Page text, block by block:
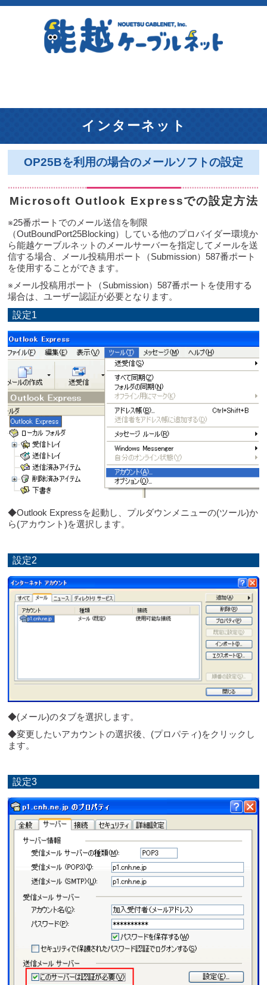
インターネット
OP25Bを利用の場合のメールソフトの設定
Microsoft Outlook Expressでの設定方法
※25番ポートでのメール送信を制限
（OutBoundPort25Blocking）している他のプロバイダー環境か
ら能越ケーブルネットのメールサーバーを指定してメールを送
信する場合、メール投稿用ポート（Submission）587番ポート
を使用することができます。
※メール投稿用ポート（Submission）587番ポートを使用する
場合は、ユーザー認証が必要となります。
設定1
◆Outlook Expressを起動し、プルダウンメニューの(ツール)か
ら(アカウント)を選択します。
設定2
◆(メール)のタブを選択します。
◆変更したいアカウントの選択後、(プロパティ)をクリックし
ます。
設定3